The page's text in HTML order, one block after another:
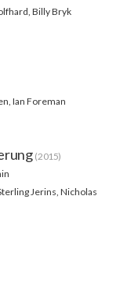
Billy Bryk
Ian Foreman
(2015)
Jerins, Nicholas